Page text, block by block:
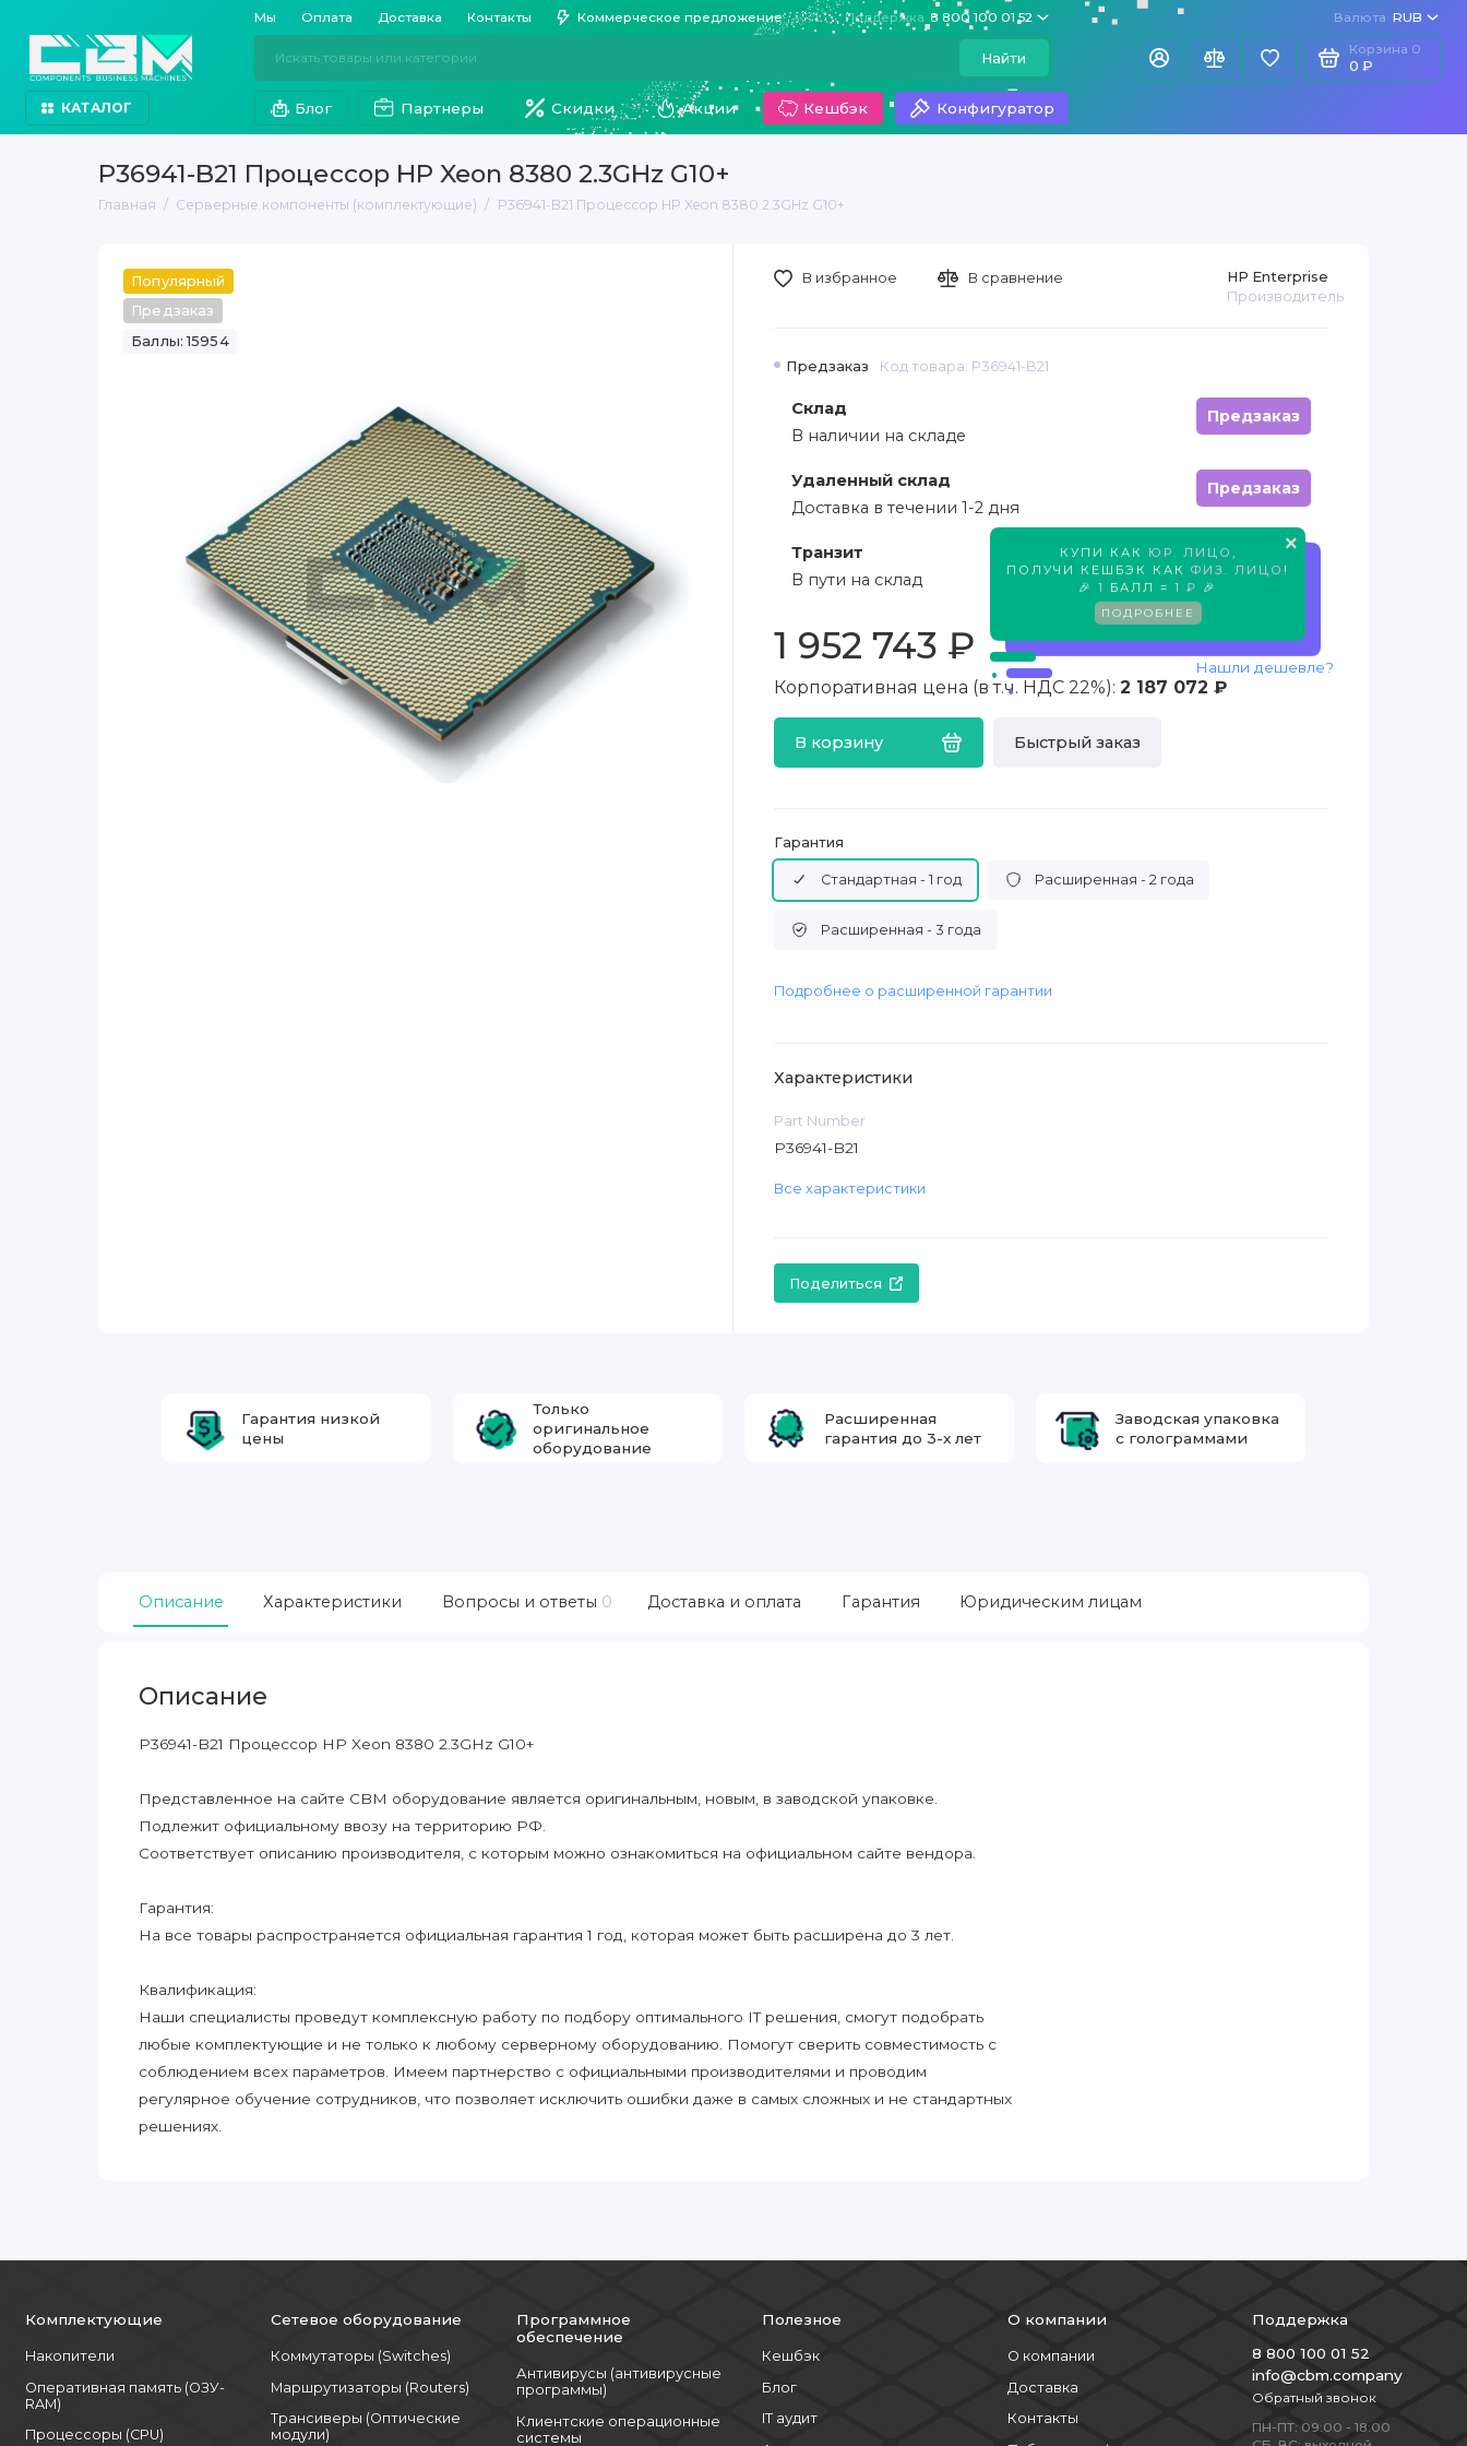
Мы Оплата Доставка Контакты Коммерческое предложение Поддержка 8 800 100 01 52 Валюта RUB
Найти
Корзина 0
0 ₽
КАТАЛОГ Блог Партнеры Скидки Акции Кешбэк Конфигуратор
P36941-B21 Процессор HP Xeon 8380 2.3GHz G10+
Главная Серверные компоненты (комплектующие) P36941-B21 Процессор HP Xeon 8380 2.3GHz G10+
Популярный
Предзаказ
Баллы: 15954
×
КУПИ КАК ЮР. ЛИЦО
ПОЛУЧИ КЕШБЭК КАК ФИЗ. ЛИЦО !
🎉 1 БАЛЛ = 1 ₽ 🎉
ПОДРОБНЕЕ
Предзаказ Код товара: P36941-B21
HP Enterprise
Производитель
Склад
Предзаказ
В наличии на складе
Удаленный склад
Предзаказ
Доставка в течении 1-2 дня
Транзит
Предзаказ
В пути на склад
1 952 743 ₽
Корпоративная цена (в т.ч. НДС 22%): 2 187 072 ₽
В корзину Быстрый заказ
Нашли дешевле?
В избранное В сравнение
Гарантия
Стандартная - 1 год Расширенная - 2 года
Расширенная - 3 года
Подробнее о расширенной гарантии
Характеристики
Part Number
P36941-B21
Все характеристики
Поделиться
Гарантия низкой
цены
Только
оригинальное
оборудование
Расширенная
гарантия до 3-х лет
Заводская упаковка
с голограммами
Описание Характеристики Вопросы и ответы 0 Доставка и оплата Гарантия Юридическим лицам
Описание
P36941-B21 Процессор HP Xeon 8380 2.3GHz G10+
Представленное на сайте CBM оборудование является оригинальным, новым, в заводской упаковке.
Подлежит официальному ввозу на территорию РФ.
Соответствует описанию производителя, с которым можно ознакомиться на официальном сайте вендора.
Гарантия:
На все товары распространяется официальная гарантия 1 год, которая может быть расширена до 3 лет.
Квалификация:
Наши специалисты проведут комплексную работу по подбору оптимального IT решения, смогут подобрать
любые комплектующие и не только к любому серверному оборудованию. Помогут сверить совместимость с
соблюдением всех параметров. Имеем партнерство с официальными производителями и проводим
регулярное обучение сотрудников, что позволяет исключить ошибки даже в самых сложных и не стандартных
решениях.
Комплектующие
Накопители
Оперативная память (ОЗУ-
RAM)
Процессоры (CPU)
Сетевое оборудование
Коммутаторы (Switches)
Маршрутизаторы (Routers)
Трансиверы (Оптические
модули)
Программное
обеспечение
Антивирусы (антивирусные
программы)
Клиентские операционные
системы
Полезное
Кешбэк
Блог
IT аудит
О компании
О компании
Доставка
Контакты
Поддержка
8 800 100 01 52
info@cbm.company
Обратный звонок
ПН-ПТ: 09:00 - 18:00